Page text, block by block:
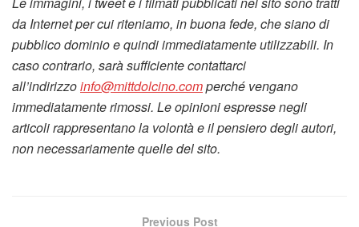
da Internet per cui riteniamo, in buona fede, che siano di
pubblico dominio e quindi immediatamente utilizzabili. In
caso contrario, sarà sufficiente contattarci
all’indirizzoinfo@mittdolcino.comperché vengano
immediatamente rimossi. Le opinioni espresse negli
articoli rappresentano la volontà e il pensiero degli autori,
non necessariamente quelle del sito.
Previous Post